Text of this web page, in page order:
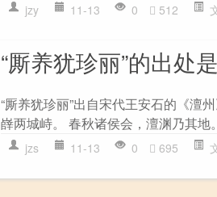
jzy 11-13 0 512
“厮养犹珍丽”的出处
“厮养犹珍丽”出自宋代王安石的《澶
嶭两城峙。 春秋诸侯会，澶渊乃其地
jzs 11-13 0 695